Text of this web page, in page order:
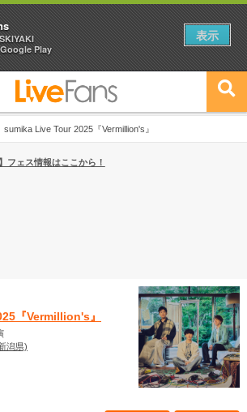
sumika Live Tour 2025『Vermillion's』
ング】2026年上半期編発表！
フェス情報はここから！
『Vermillion's』
潟県)
Play
表示